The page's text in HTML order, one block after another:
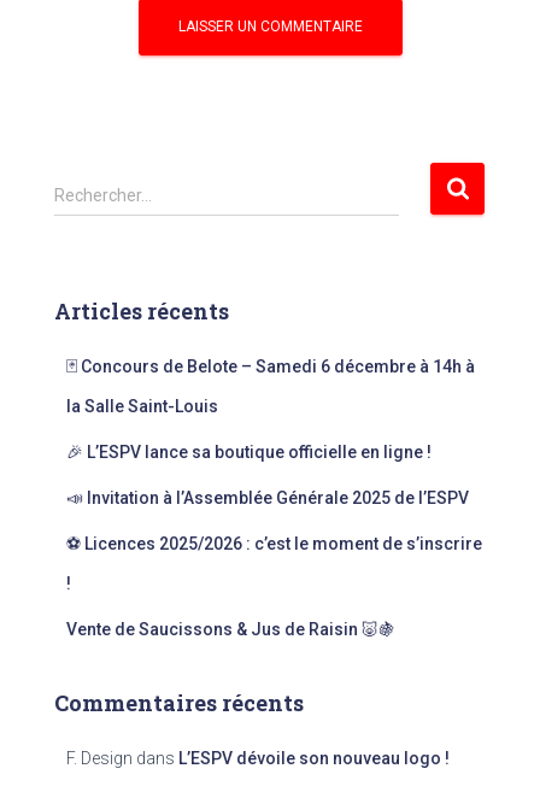
R
e
r
Rechercher…
Articles récents
🃏 Concours de Belote – Samedi 6 décembre à 14h à
la Salle Saint-Louis
🎉 L’ESPV lance sa boutique officielle en ligne !
📣 Invitation à l’Assemblée Générale 2025 de l’ESPV
⚽ Licences 2025/2026 : c’est le moment de s’inscrire
!
Vente de Saucissons & Jus de Raisin 🐷🍇
Commentaires récents
F. Design dans L’ESPV dévoile son nouveau logo !